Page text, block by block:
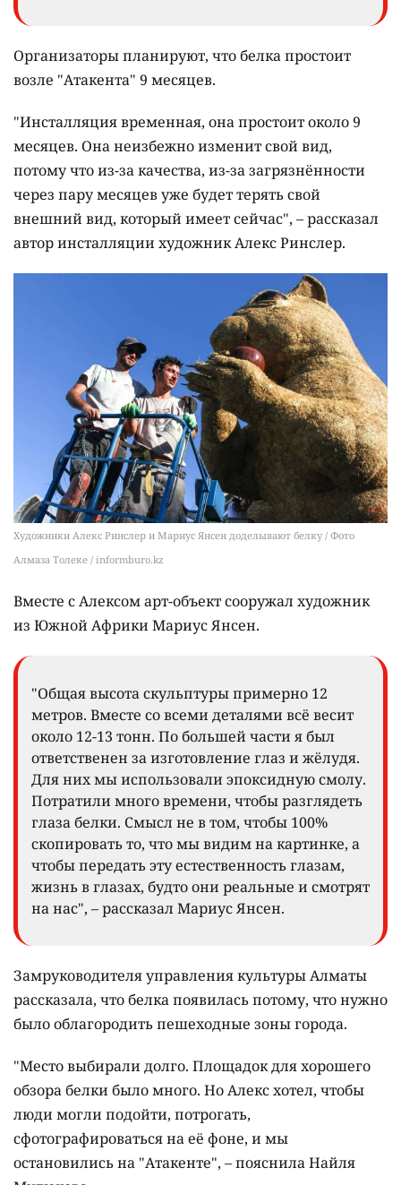
Организаторы планируют, что белка простоит
возле "Атакента" 9 месяцев.
"Инсталляция временная, она простоит около 9
месяцев. Она неизбежно изменит свой вид,
потому что из-за качества, из-за загрязнённости
через пару месяцев уже будет терять свой
внешний вид, который имеет сейчас", – рассказал
автор инсталляции художник Алекс Ринслер.
Художники Алекс Ринслер и Мариус Янсен доделывают белку / Фото
Алмаза Толеке / informburo.kz
Вместе с Алексом арт-объект сооружал художник
из Южной Африки Мариус Янсен.
"Общая высота скульптуры примерно 12
метров. Вместе со всеми деталями всё весит
около 12-13 тонн. По большей части я был
ответственен за изготовление глаз и жёлудя.
Для них мы использовали эпоксидную смолу.
Потратили много времени, чтобы разглядеть
глаза белки. Смысл не в том, чтобы 100%
скопировать то, что мы видим на картинке, а
чтобы передать эту естественность глазам,
жизнь в глазах, будто они реальные и смотрят
на нас", – рассказал Мариус Янсен.
Замруководителя управления культуры Алматы
рассказала, что белка появилась потому, что нужно
было облагородить пешеходные зоны города.
"Место выбирали долго. Площадок для хорошего
обзора белки было много. Но Алекс хотел, чтобы
люди могли подойти, потрогать,
сфотографироваться на её фоне, и мы
остановились на "Атакенте", – пояснила Найля